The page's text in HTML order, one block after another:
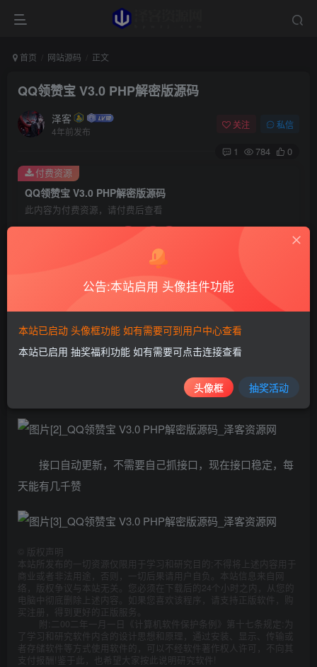
首页 网站源码 正文
QQ领赞宝 V3.0 PHP解密版源码
泽客
4年前发布
关注 私信
1 784 0
QQ领赞宝 V3.0 PHP解密版源码
此内容为付费资源，请付费后查看
3.99
登录购买
付费资源
接口自动更新，不需要自己抓接口，现在接口稳定，每
天能有几千赞
版权声明
本站所发布的一切资源仅限用于学习和研究目的;不得将上述内容用于
商业或者非法用途，否则，一切后果请用户自负。本站信息来自网
络，版权争议与本站无关。您必须在下载后的24个小时之内，从您的
电脑中彻底删除上述内容。如果您喜欢该程序，请支持正版软件，购
买注册，得到更好的正版服务。
附:二00二年一月一日《计算机软件保护条例》第十七条规定:为
了学习和研究软件内含的设计思想和原理，通过安装、显示、传输或
者存储软件等方式使用软件的，可以不经软件著作权人许可，不向其
支付报酬!鉴于此，也希望大家按此说明研究软件!
公告:本站启用 头像挂件功能
本站已启动 头像框功能 如有需要可到用户中心查看
本站已启用 抽奖福利功能 如有需要可点击连接查看
头像框 抽奖活动